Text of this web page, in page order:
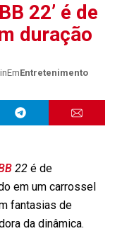
22’ é de
duração
EmEntretenimento
22 é de
em um carrossel
fantasias de
da dinâmica.